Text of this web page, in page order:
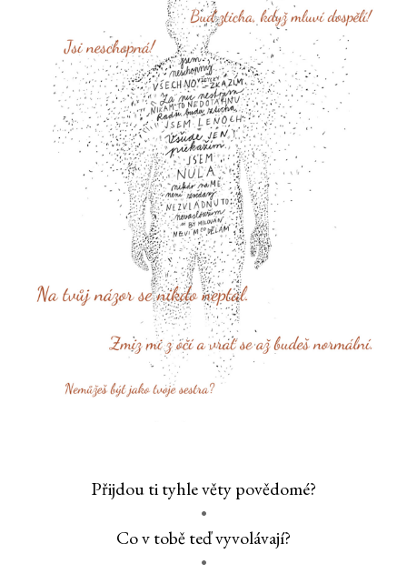
Přijdou ti tyhle věty povědomé?
Co v tobě teď vyvolávají?